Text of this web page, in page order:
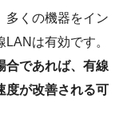
多くの機器をイン
は有効です。
合であれば、有線
度が改善される可